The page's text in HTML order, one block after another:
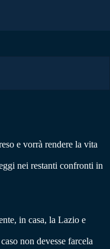
e vorrà rendere la vita
nei restanti confronti in
in casa, la Lazio e
non devesse farcela